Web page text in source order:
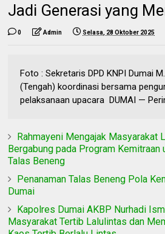
Jadi Generasi yang
0 Admin Selasa, 28 Oktober 2025
Foto : Sekretaris DPD KNPI Dumai
(Tengah) koordinasi bersama
pelaksanaan upacara DUMAI —
Rahmayeni Mengajak Masyarakat
Bergabung pada Program Kemitraan
Talas Beneng
Penanaman Talas Beneng Pola
Dumai
Kapolres Dumai AKBP Nurhadi
Masyarakat Tertib Lalulintas dan